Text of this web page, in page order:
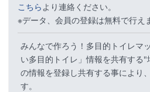
こちらより連絡ください。
※データ、会員の登録は無料で行え
みんなで作ろう！多目的トイレマ
い多目的トイレ」情報を共有する
の情報を登録し共有する事により
す。